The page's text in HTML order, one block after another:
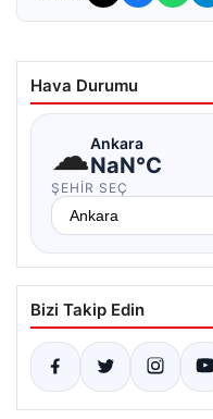
Hava Durumu
☁Ankara
NaN°C
ŞEHIR SEÇ
Bizi Takip Edin